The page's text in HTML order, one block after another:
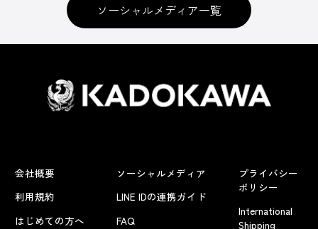
ソーシャルメディア一覧
会社概要
利用規約
はじめての方へ
ソーシャルメディア
LINE IDの連携ガイド
FAQ
プライバシー
ポリシー
International
Shipping